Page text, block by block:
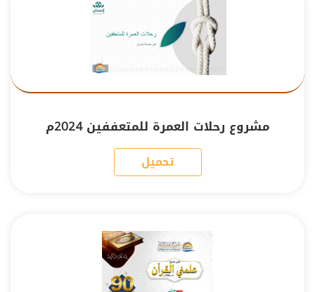
مشروع رحلات العمرة للمتعففين 2024م
تحميل